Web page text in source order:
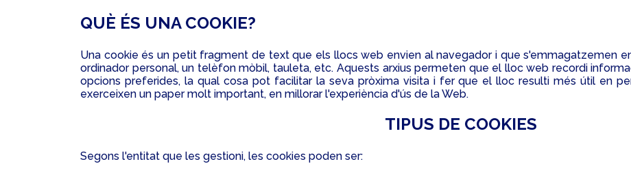
QUÈ ÉS UNA COOKIE?
Una cookie és un petit fragment de text que els llocs web envien al navegador i que s'emmagatzemen
ordinador personal, un telèfon mòbil, tauleta, etc. Aquests arxius permeten que el lloc web recordi
opcions preferides, la qual cosa pot facilitar la seva pròxima visita i fer que el lloc resulti més útil en
exerceixen un paper molt important, en millorar l'experiència d'ús de la Web.
TIPUS DE COOKIES
Segons l'entitat que les gestioni, les cookies poden ser: